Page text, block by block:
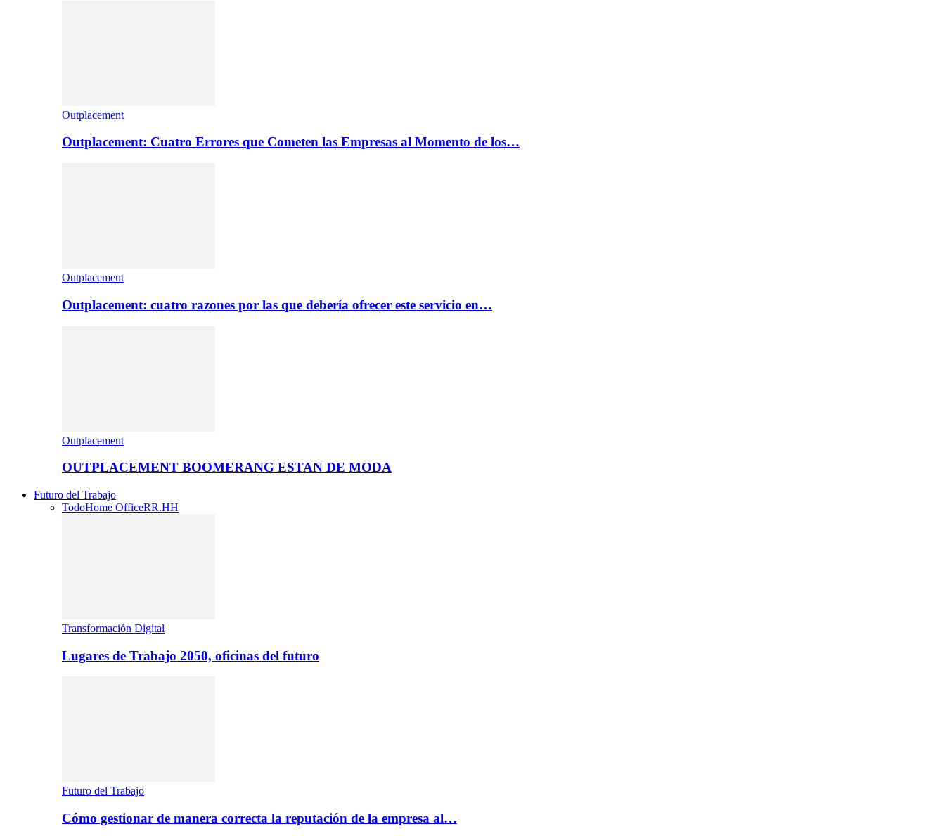
Outplacement
Outplacement: Cuatro Errores que Cometen las Empresas al Momento de los…
Outplacement
Outplacement: cuatro razones por las que debería ofrecer este servicio en…
Outplacement
OUTPLACEMENT BOOMERANG ESTAN DE MODA
Futuro del Trabajo
TodoHome OfficeRR.HH
Transformación Digital
Lugares de Trabajo 2050, oficinas del futuro
Futuro del Trabajo
Cómo gestionar de manera correcta la reputación de la empresa al…